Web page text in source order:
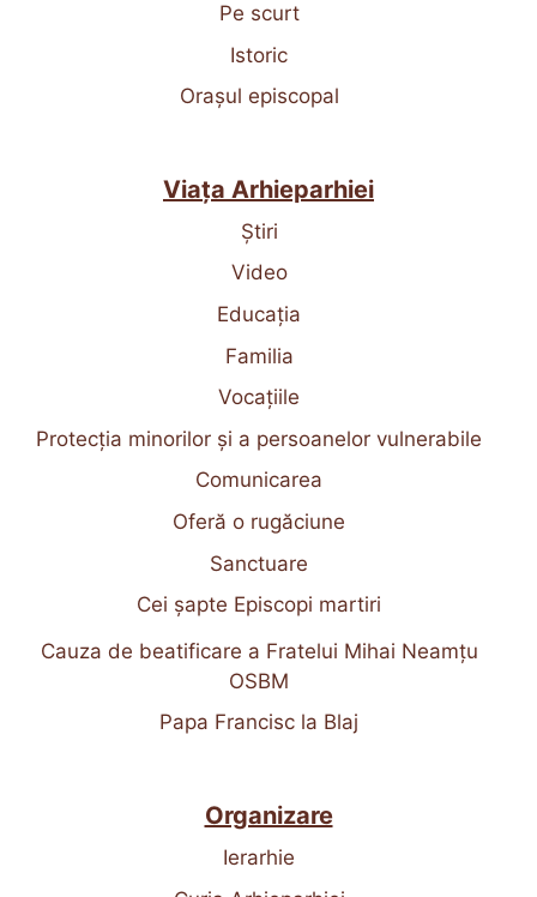
Pe scurt
Istoric
Orașul episcopal
Viața Arhieparhiei
Știri
Video
Educația
Familia
Vocațiile
Protecția minorilor și a persoanelor vulnerabile
Comunicarea
Oferă o rugăciune
Sanctuare
Cei șapte Episcopi martiri
Cauza de beatificare a Fratelui Mihai Neamțu
OSBM
Papa Francisc la Blaj
Organizare
Ierarhie